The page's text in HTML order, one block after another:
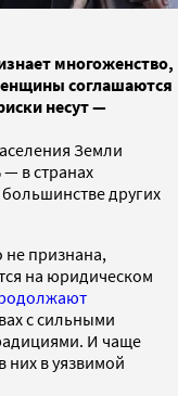
многоженство,
соглашаются
несут —
Земли
в странах
других
не признана,
на юридическом
с сильными
И чаще
в уязвимой